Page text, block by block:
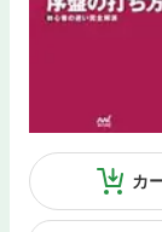
カ